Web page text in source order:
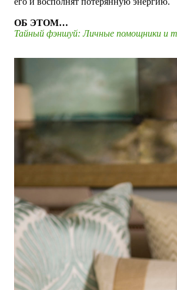
ОБ ЭТОМ…
Тайный фэншуй: Личные помощники и